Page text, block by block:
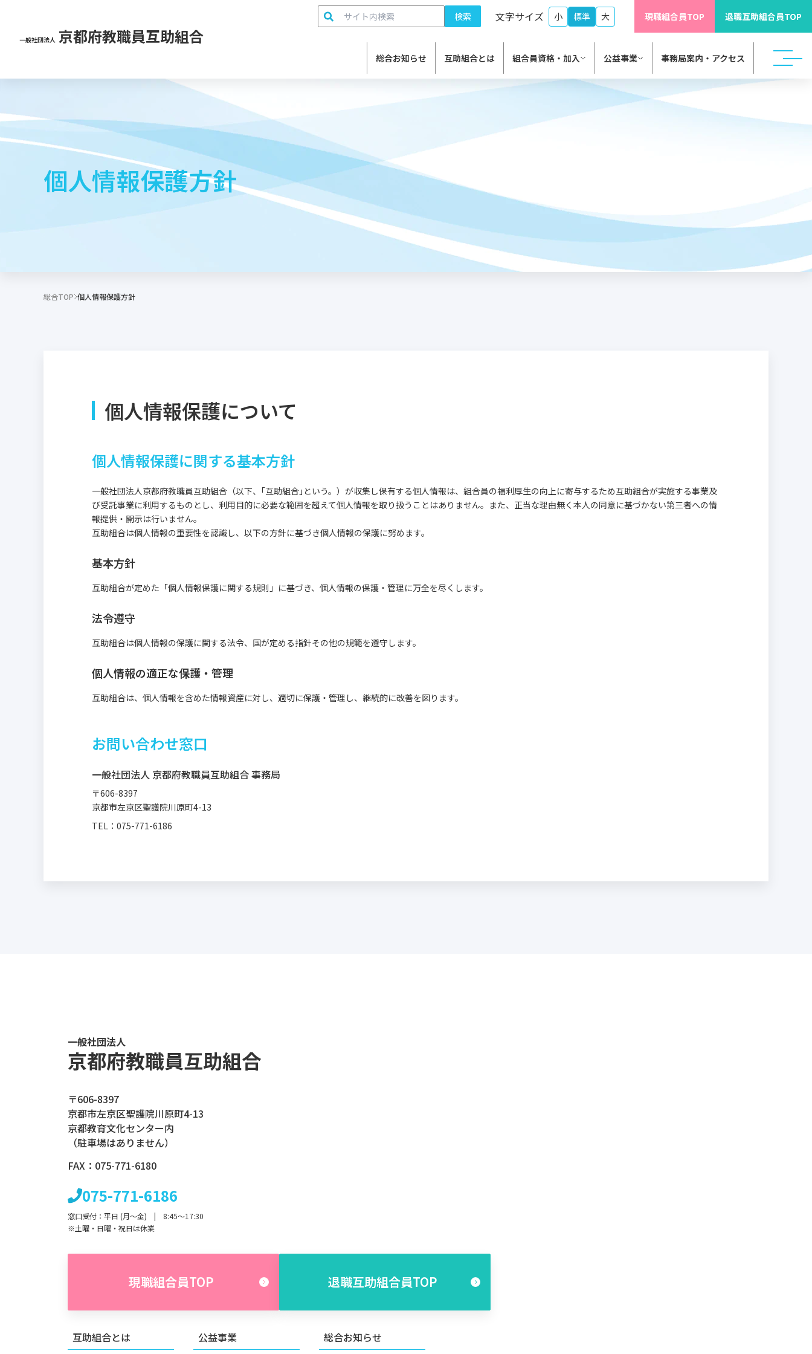
一般社団法人 京都府教職員互助組合
現職組合員TOP 退職互助組合員TOP
文字サイズ 小 標準 大
検索:
総合お知らせ 互助組合とは 組合員資格・加入 公益事業 事務局案内・アクセス
個人情報保護方針
総合TOP 個人情報保護方針
個人情報保護について
個人情報保護に関する基本方針
一般社団法人京都府教職員互助組合（以下、｢互助組合｣という。）が収集し保有する個人情報は、組合員の福利厚生の向上に寄与するため互助組合が実施する事業及
び受託事業に利用するものとし、利用目的に必要な範囲を超えて個人情報を取り扱うことはありません。また、正当な理由無く本人の同意に基づかない第三者への情
報提供・開示は行いません。
互助組合は個人情報の重要性を認識し、以下の方針に基づき個人情報の保護に努めます。
基本方針
互助組合が定めた「個人情報保護に関する規則」に基づき、個人情報の保護・管理に万全を尽くします。
法令遵守
互助組合は個人情報の保護に関する法令、国が定める指針その他の規範を遵守します。
個人情報の適正な保護・管理
互助組合は、個人情報を含めた情報資産に対し、適切に保護・管理し、継続的に改善を図ります。
お問い合わせ窓口
一般社団法人 京都府教職員互助組合 事務局
〒606-8397
京都市左京区聖護院川原町4-13
TEL： 075-771-6186
一般社団法人
京都府教職員互助組合
〒606-8397
京都市左京区聖護院川原町4-13
京都教育文化センター内
（駐車場はありません）
FAX：075-771-6180
075-771-6186
窓口受付：平日 (月～金) | 8:45～17:30
※土曜・日曜・祝日は休業
現職組合員TOP 退職互助組合員TOP
互助組合とは 公益事業 総合お知らせ